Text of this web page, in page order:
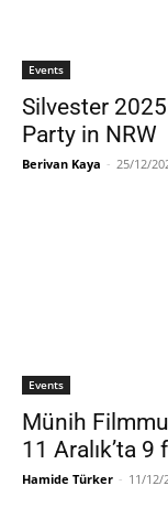
Events
Silvester
Party in NRW
Berivan Kaya - 25/12/
Events
Münih
11 Aralık’ta
Hamide Türker - 11/12/